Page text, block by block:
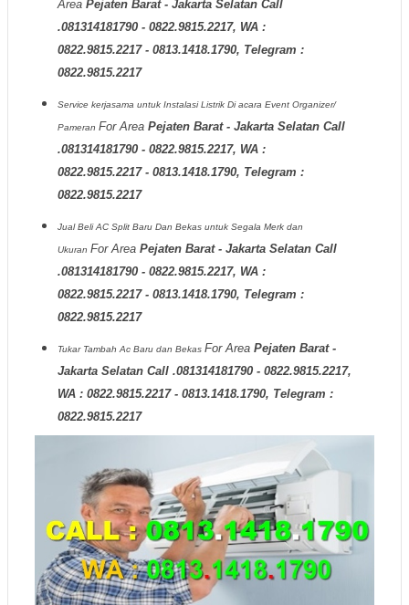
Area Pejaten Barat - Jakarta Selatan Call
.081314181790 - 0822.9815.2217, WA :
0822.9815.2217 - 0813.1418.1790, Telegram :
0822.9815.2217
Service kerjasama untuk Instalasi Listrik Di acara Event Organizer/
Pameran For Area Pejaten Barat - Jakarta Selatan Call
.081314181790 - 0822.9815.2217, WA :
0822.9815.2217 - 0813.1418.1790, Telegram :
0822.9815.2217
Jual Beli AC Split Baru Dan Bekas untuk Segala Merk dan
Ukuran For Area Pejaten Barat - Jakarta Selatan Call
.081314181790 - 0822.9815.2217, WA :
0822.9815.2217 - 0813.1418.1790, Telegram :
0822.9815.2217
Tukar Tambah Ac Baru dan Bekas For Area Pejaten Barat -
Jakarta Selatan Call .081314181790 - 0822.9815.2217,
WA : 0822.9815.2217 - 0813.1418.1790, Telegram :
0822.9815.2217